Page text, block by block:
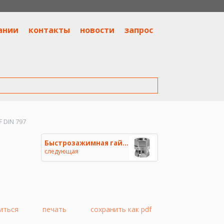
контакты новости запрос
DIN 797
Быстрозажимная гайка с буртико
следующая
печать сохранить как pdf